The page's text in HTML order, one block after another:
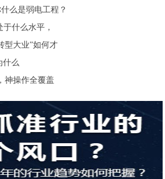
么是弱电工程？
什么水平，
型大业”如何才
什么
神操作全覆盖